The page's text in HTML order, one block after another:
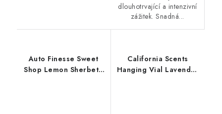
dlouhotrvající a intenzivní
zážitek. Snadná...
Auto Finesse Sweet
Shop Lemon Sherbet -
California Scents
Hanging Vial Lavender